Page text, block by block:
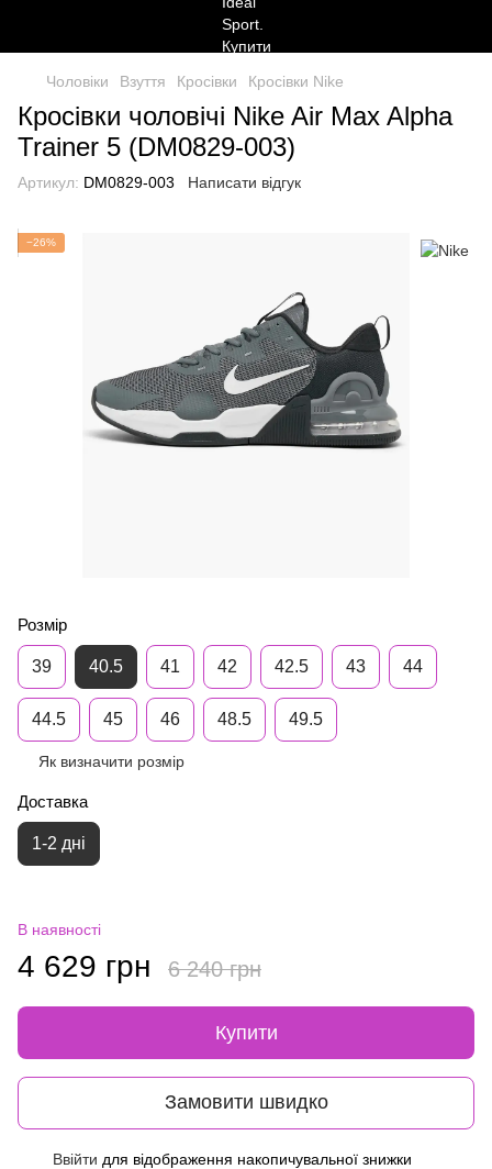
Чоловіки Взуття Кросівки Кросівки Nike
Кросівки чоловічі Nike Air Max Alpha
Trainer 5 (DM0829-003)
Артикул: DM0829-003 Написати відгук
−26%
Розмір
39 40.5 41 42 42.5 43 44
44.5 45 46 48.5 49.5
Як визначити розмір
Доставка
1-2 дні
В наявності
4 629 грн 6 240 грн
Купити
Замовити швидко
Ввійти для відображення накопичувальної знижки